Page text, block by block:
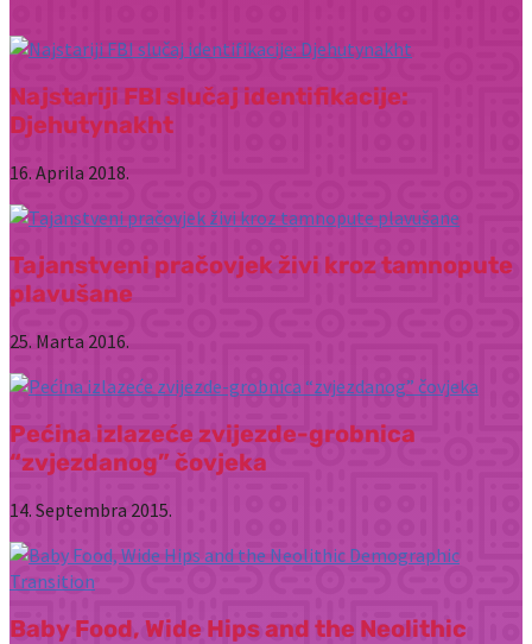
Najstariji FBI slučaj identifikacije:
Djehutynakht
16. Aprila 2018.
Tajanstveni pračovjek živi kroz tamnopute
plavušane
25. Marta 2016.
Pećina izlazeće zvijezde-grobnica
“zvjezdanog” čovjeka
14. Septembra 2015.
Baby Food, Wide Hips and the Neolithic